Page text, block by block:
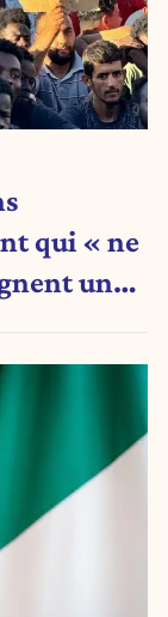
qui « ne
une